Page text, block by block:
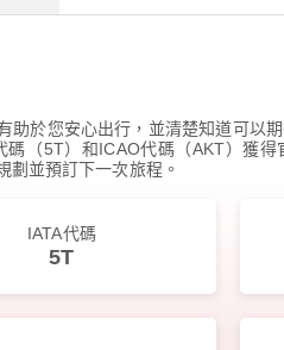
助於您安心出行，並清楚知道可
（5T）和ICAO代碼（AKT）獲
劃並預訂下一次旅程。
IATA代碼
5T